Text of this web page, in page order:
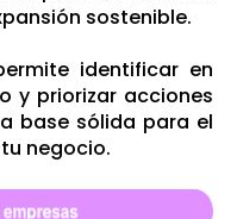
sostenible.
identificar en
y priorizar acciones
base sólida para el
negocio.